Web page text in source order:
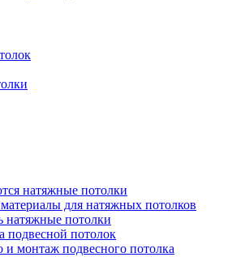
натяжные потолки
для натяжных потолков
натяжные потолки
подвесной потолок
и монтаж подвесного потолка